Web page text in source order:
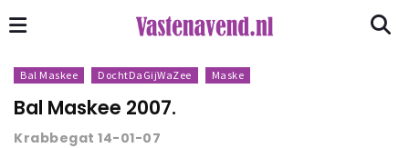
Bal Maskee DochtDaGijWaZee Maske
Bal Maskee 2007.
Krabbegat 14-01-07